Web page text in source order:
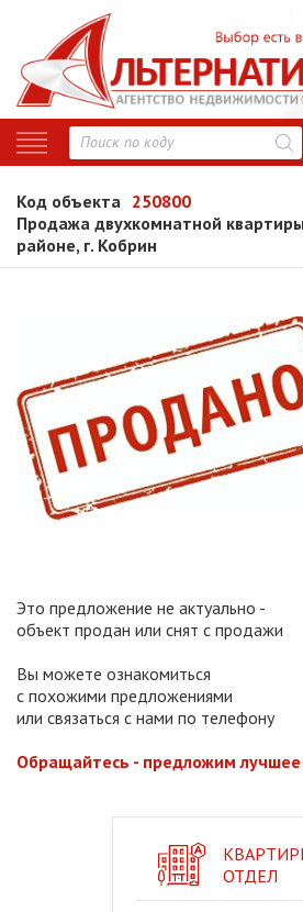
Код объекта 250800
Продажа двухкомнатной
районе, г. Кобрин
Это предложение не актуально -
объект продан или снят с продажи
Вы можете ознакомиться
с похожими предложениями
или связаться с нами по телефону
Обращайтесь - предложим
ОТДЕЛ